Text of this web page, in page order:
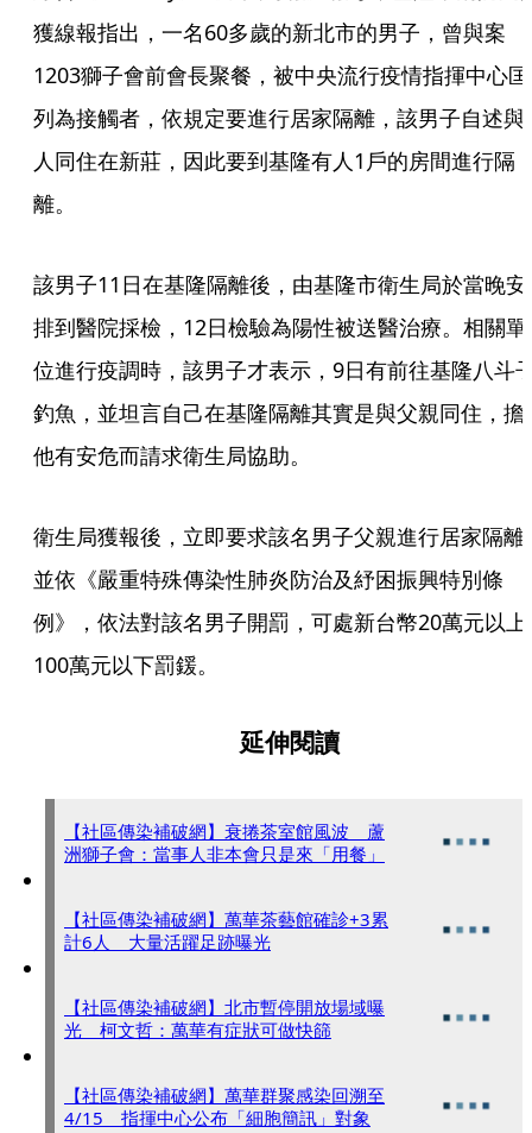
獲線報指出，一名60多歲的新北市的男子，曾與案
1203獅子會前會長聚餐，被中央流行疫情指揮中心匡
列為接觸者，依規定要進行居家隔離，該男子自述與
人同住在新莊，因此要到基隆有人1戶的房間進行隔
離。
該男子11日在基隆隔離後，由基隆市衛生局於當晚安
排到醫院採檢，12日檢驗為陽性被送醫治療。相關單
位進行疫調時，該男子才表示，9日有前往基隆八斗
釣魚，並坦言自己在基隆隔離其實是與父親同住，擔
他有安危而請求衛生局協助。
衛生局獲報後，立即要求該名男子父親進行居家隔離
並依《嚴重特殊傳染性肺炎防治及紓困振興特別條
例》，依法對該名男子開罰，可處新台幣20萬元以上
100萬元以下罰鍰。
延伸閱讀
【社區傳染補破網】衰捲茶室館風波 蘆
洲獅子會：當事人非本會只是來「用餐」
【社區傳染補破網】萬華茶藝館確診+3累
計6人 大量活躍足跡曝光
【社區傳染補破網】北市暫停開放場域曝
光 柯文哲：萬華有症狀可做快篩
【社區傳染補破網】萬華群聚感染回溯至
4/15 指揮中心公布「細胞簡訊」對象